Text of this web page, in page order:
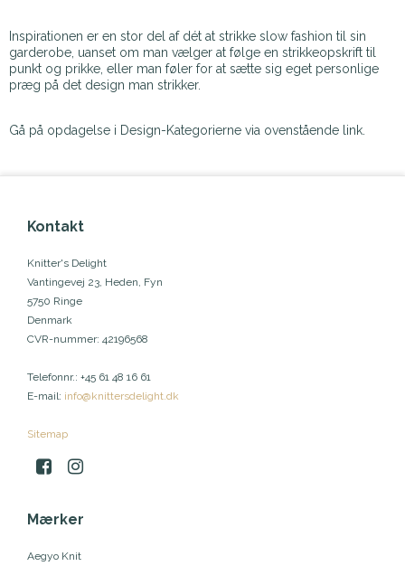
Inspirationen er en stor del af dét at strikke slow fashion til sin
garderobe, uanset om man vælger at følge en strikkeopskrift til
punkt og prikke, eller man føler for at sætte sig eget personlige
præg på det design man strikker.
Gå på opdagelse i Design-Kategorierne via ovenstående link.
Kontakt
Knitter's Delight
Vantingevej 23, Heden, Fyn
5750 Ringe
Denmark
CVR-nummer: 42196568
Telefonnr.: +45 61 48 16 61
E-mail: info@knittersdelight.dk
Sitemap
Mærker
Aegyo Knit